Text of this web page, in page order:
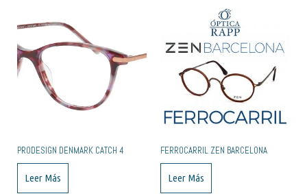
PRODESIGN DENMARK CATCH 4
Leer Más
FERROCARRIL ZEN BARCELONA
Leer Más